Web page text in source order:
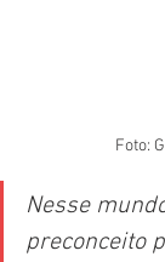
Foto:
Nesse
preconceito